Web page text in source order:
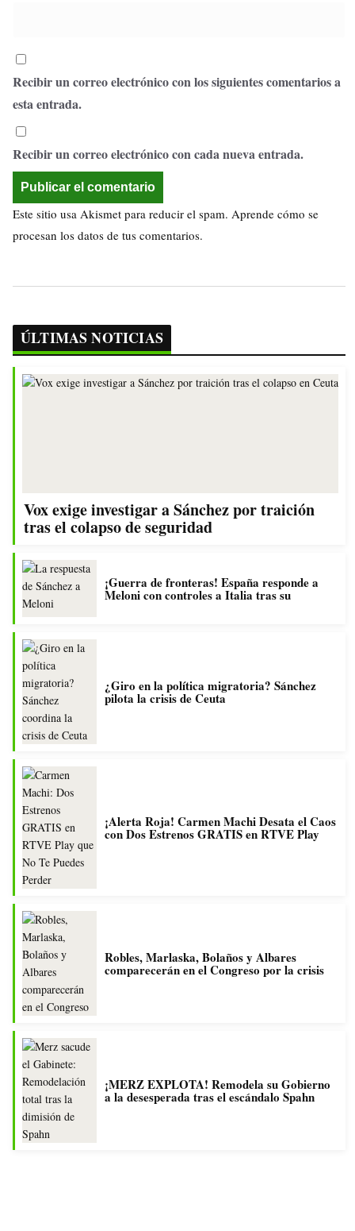
Recibir un correo electrónico con los siguientes comentarios a
esta entrada.
Recibir un correo electrónico con cada nueva entrada.
Este sitio usa Akismet para reducir el spam. Aprende cómo se
procesan los datos de tus comentarios.
ÚLTIMAS NOTICIAS
Vox exige investigar a Sánchez por traición
tras el colapso de seguridad
¡Guerra de fronteras! España responde a
Meloni con controles a Italia tras su
¿Giro en la política migratoria? Sánchez
pilota la crisis de Ceuta
¡Alerta Roja! Carmen Machi Desata el Caos
con Dos Estrenos GRATIS en RTVE Play
Robles, Marlaska, Bolaños y Albares
comparecerán en el Congreso por la crisis
¡MERZ EXPLOTA! Remodela su Gobierno
a la desesperada tras el escándalo Spahn